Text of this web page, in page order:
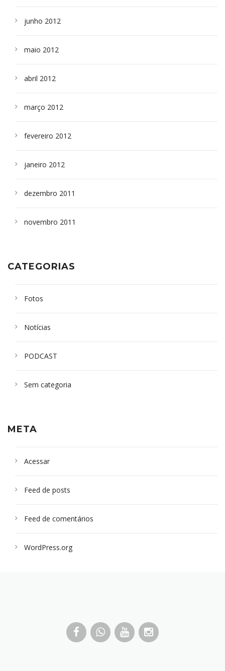
junho 2012
maio 2012
abril 2012
março 2012
fevereiro 2012
janeiro 2012
dezembro 2011
novembro 2011
CATEGORIAS
Fotos
Notícias
PODCAST
Sem categoria
META
Acessar
Feed de posts
Feed de comentários
WordPress.org